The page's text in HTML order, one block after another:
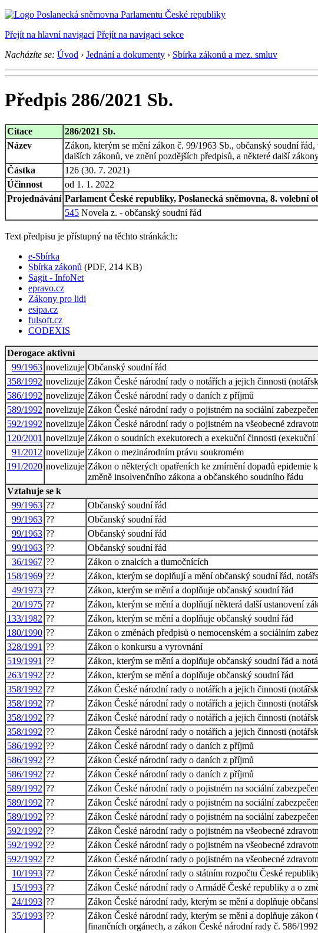
Přejít na hlavní navigaci Přejít na navigaci sekce
Nacházíte se: Úvod › Jednání a dokumenty › Sbírka zákonů a mez. smluv
Předpis 286/2021 Sb.
Citace
286/2021 Sb.
Název
Zákon, kterým se mění zákon č. 99/1963 Sb., občanský soudní
dalších zákonů, ve znění pozdějších předpisů, a některé další
Částka
126 (30. 7. 2021)
Účinnost
od 1. 1. 2022
Projednávání Parlament České republiky, Poslanecká sněmovna, 8. volební
545 Novela z. - občanský soudní řád
Text předpisu je přístupný na těchto stránkách:
e-Sbírka
Sbírka zákonů (PDF, 214 KB)
Sagit - InfoNet
epravo.cz
Zákony pro lidi
esipa.cz
fulsoft.cz
CODEXIS
Derogace aktivní
99/1963 novelizuje Občanský soudní řád
358/1992 novelizuje Zákon České národní rady o notářích a jejich činnosti
586/1992 novelizuje Zákon České národní rady o daních z příjmů
589/1992 novelizuje Zákon České národní rady o pojistném na sociální
592/1992 novelizuje Zákon České národní rady o pojistném na všeobecné
120/2001 novelizuje Zákon o soudních exekutorech a exekuční činnosti (exekuční
91/2012 novelizuje Zákon o mezinárodním právu soukromém
191/2020 novelizuje Zákon o některých opatřeních ke zmírnění dopadů
změně insolvenčního zákona a občanského soudního řádu
Vztahuje se k
99/1963 ??
Občanský soudní řád
99/1963 ??
Občanský soudní řád
99/1963 ??
Občanský soudní řád
99/1963 ??
Občanský soudní řád
36/1967 ??
Zákon o znalcích a tlumočnících
158/1969 ??
Zákon, kterým se doplňují a mění občanský soudní řád,
49/1973 ??
Zákon, kterým se mění a doplňuje občanský soudní řád
20/1975 ??
Zákon, kterým se mění a doplňují některá další ustanovení
133/1982 ??
Zákon, kterým se mění a doplňuje občanský soudní řád
180/1990 ??
Zákon o změnách předpisů o nemocenském a sociálním
328/1991 ??
Zákon o konkursu a vyrovnání
519/1991 ??
Zákon, kterým se mění a doplňuje občanský soudní řád a
263/1992 ??
Zákon, kterým se mění a doplňuje občanský soudní řád
358/1992 ??
Zákon České národní rady o notářích a jejich činnosti
358/1992 ??
Zákon České národní rady o notářích a jejich činnosti
358/1992 ??
Zákon České národní rady o notářích a jejich činnosti
358/1992 ??
Zákon České národní rady o notářích a jejich činnosti
586/1992 ??
Zákon České národní rady o daních z příjmů
586/1992 ??
Zákon České národní rady o daních z příjmů
586/1992 ??
Zákon České národní rady o daních z příjmů
589/1992 ??
Zákon České národní rady o pojistném na sociální
589/1992 ??
Zákon České národní rady o pojistném na sociální
589/1992 ??
Zákon České národní rady o pojistném na sociální
592/1992 ??
Zákon České národní rady o pojistném na všeobecné
592/1992 ??
Zákon České národní rady o pojistném na všeobecné
592/1992 ??
Zákon České národní rady o pojistném na všeobecné
10/1993 ??
Zákon České národní rady o státním rozpočtu České
15/1993 ??
Zákon České národní rady o Armádě České republiky a o
24/1993 ??
Zákon České národní rady, kterým se mění a doplňuje
35/1993 ??
Zákon České národní rady, kterým se mění a doplňuje
finančních orgánech, a zákon České národní rady č. 586/